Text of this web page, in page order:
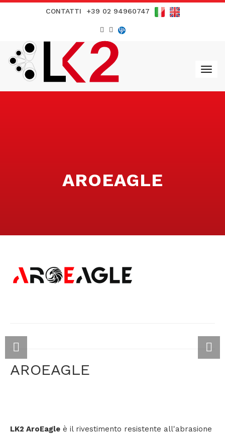
CONTATTI +39 02 94960747
AROEAGLE
AROEAGLE
LK2 AroEagle è il rivestimento resistente all'abrasione